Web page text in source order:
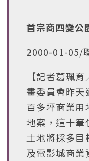
首宗商四變公
2000-01-05/
【記者葛珮
畫委員會昨天
百多坪商業用
地案，這十筆
土地將採多目
及電影城商業